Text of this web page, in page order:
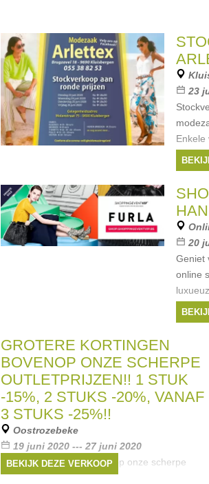
23
Enkele
20
Geniet
online
Neem
GROTERE KORTINGEN
BOVENOP ONZE SCHERPE
OUTLETPRIJZEN!! 1 STUK
-15%, 2 STUKS -20%, VANAF
3 STUKS -25%!!
Oostrozebeke
19 juni 2020 --- 27 juni 2020
Grotere kortingen!! Bovenop onze scherpe
outletprijzen Op alle baby- en kinderkledij: 1
BEKIJK DEZE VERKOOP